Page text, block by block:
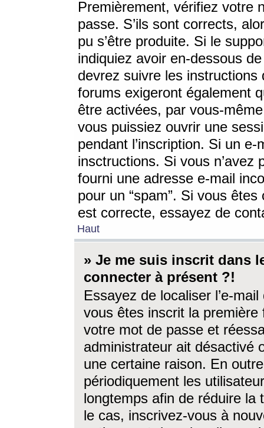
Premièrement, vérifiez votre
passe. S’ils sont corrects,
pu s’être produite. Si le
indiquiez avoir en-dessous
devrez suivre les
forums exigeront également
être activées, par vous-
vous puissiez ouvrir une
pendant l’inscription. Si un
insctructions. Si vous n’avez
fourni une adresse e-mail
pour un “spam”. Si vous
est correcte, essayez de
Haut
» Je me suis inscrit dans
connecter à présent ?!
Essayez de localiser l’e-
vous êtes inscrit la première
votre mot de passe et
administrateur ait désactivé
une certaine raison. En
périodiquement les
longtemps afin de réduire la
le cas, inscrivez-vous à